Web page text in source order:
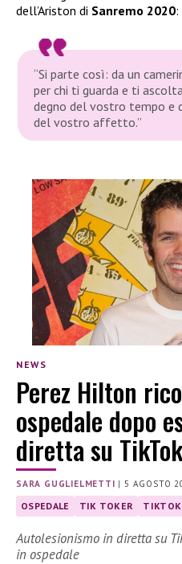
dell’Ariston di Sanremo 2020:
“Si parte così: da un
per chi ti guarda e ti
degno del vostro tempo e
del vostro affetto.”
NEWS
Perez Hilton
ospedale dopo
diretta su TikTok
SARA GUGLIELMETTI |5 AGOSTO
OSPEDALE TIK TOKER TIKTOK
Autolesionismo in diretta su
in ospedale